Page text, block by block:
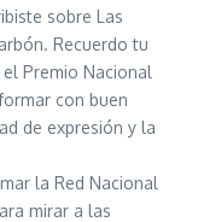
sobre Las
Recuerdo tu
Premio Nacional
con buen
de expresión y la
la Red Nacional
mirar a las